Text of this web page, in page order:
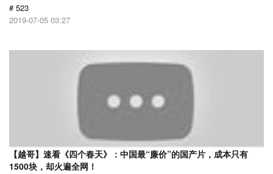
# 523
2019-07-05 03:27
【越哥】速看《四个春天》：中国最“廉价”的国产片，成本只有
1500块，却火遍全网！